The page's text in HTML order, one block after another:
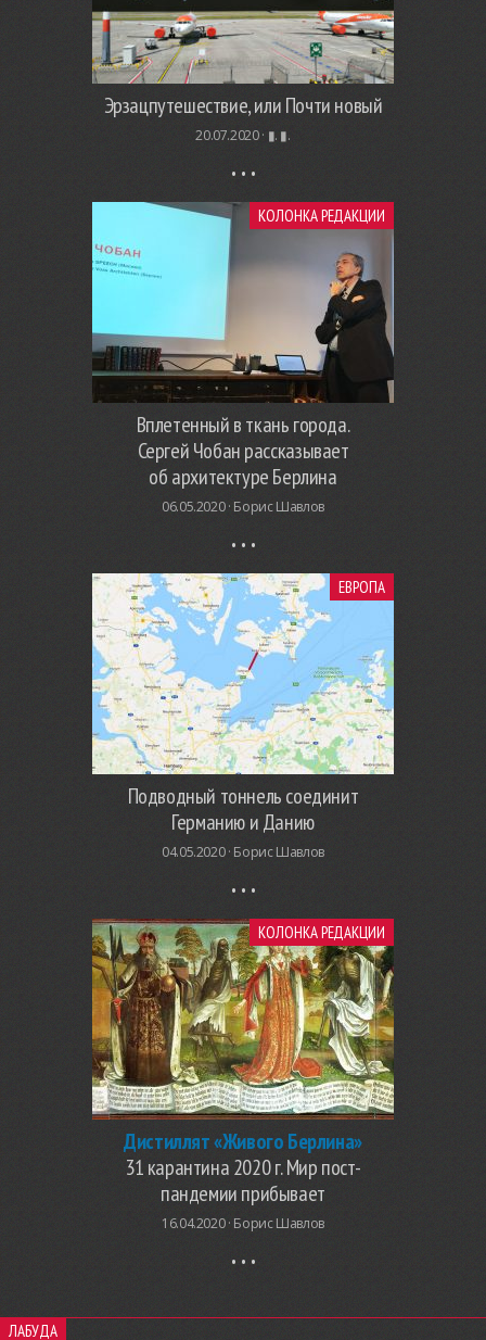
Эрзацпутешествие, или Почти новый
20.07.2020 · ▮. ▮.
КОЛОНКА РЕДАКЦИИ
Вплетенный в ткань города.
Сергей Чобан рассказывает
об архитектуре Берлина
06.05.2020 · Борис Шавлов
ЕВРОПА
Подводный тоннель соединит
Германию и Данию
04.05.2020 · Борис Шавлов
КОЛОНКА РЕДАКЦИИ
Дистиллят «Живого Берлина»
31 карантина 2020 г. Мир пост-
пандемии прибывает
16.04.2020 · Борис Шавлов
ЛАБУДА